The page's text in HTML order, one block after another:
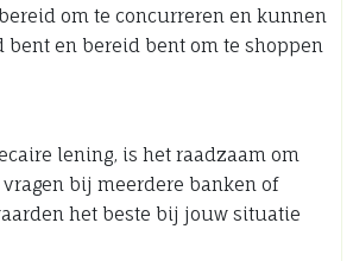
om te concurreren en kunnen
en bereid bent om te shoppen
lening, is het raadzaam om
bij meerdere banken of
het beste bij jouw situatie